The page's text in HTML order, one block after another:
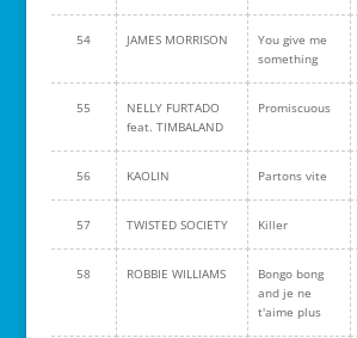
54 JAMES MORRISON
You give me
something
55
NELLY FURTADO
feat. TIMBALAND
Promiscuous
56 KAOLIN Partons vite
57 TWISTED SOCIETY Killer
58 ROBBIE WILLIAMS
Bongo bong
and je ne
t'aime plus